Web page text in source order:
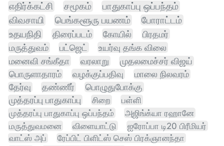
எதிர்க்கட்சி
சமூகம்
பாதுகாப்பு ஒப்பந்தம்
விவசாயி
பெங்களூரு பயணம்
போராட்டம்
உதயநிதி
திரைப்படம் கோயில்
பிரதமர்
மருத்துவம்
பட்ஜெட்
உயர்வு தங்க விலை
மனைவி சங்கீதா
வரலாறு
முதலமைச்சர் விஜய்
பொருளாதாரம்
வழக்குப்பதிவு
மாலை நிலவரம்
தேர்வு
தண்ணீர்
பொழுதுபோக்கு
முத்தரப்பு பாதுகாப்பு
சிறை
பள்ளி
முத்தரப்பு பாதுகாப்பு ஒப்பந்தம்
அஜிங்க்யா ரஹானே
மருத்துவமனை
விளையாட்டு ஐரோப்பா டி20 பிரீமியர்
வாட்ஸ் அப்
ரேப்பிட் பிளிட்ஸ் செஸ் பிரக்ஞானந்தா